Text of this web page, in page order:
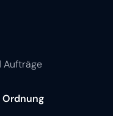
Aufträge
Ordnung